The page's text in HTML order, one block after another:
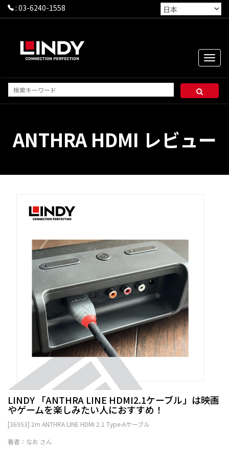
: 03-6240-1558
Toggle
ANTHRA HDMI レビュー
LINDY 「ANTHRA LINE HDMI2.1ケーブル」は映画
やゲームを楽しみたい人におすすめ！
[36953] 2m ANTHRA LINE HDMI 2.1 Type-Aケーブル
著者：なお さん